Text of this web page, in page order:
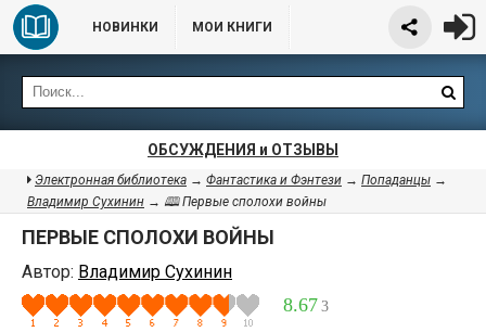
НОВИНКИ МОИ КНИГИ
ОБСУЖДЕНИЯ и ОТЗЫВЫ
Электронная библиотека → Фантастика и Фэнтези → Попаданцы →
Владимир Сухинин → 🕮 Первые сполохи войны
ПЕРВЫЕ СПОЛОХИ ВОЙНЫ
Автор: Владимир Сухинин
8.67 3